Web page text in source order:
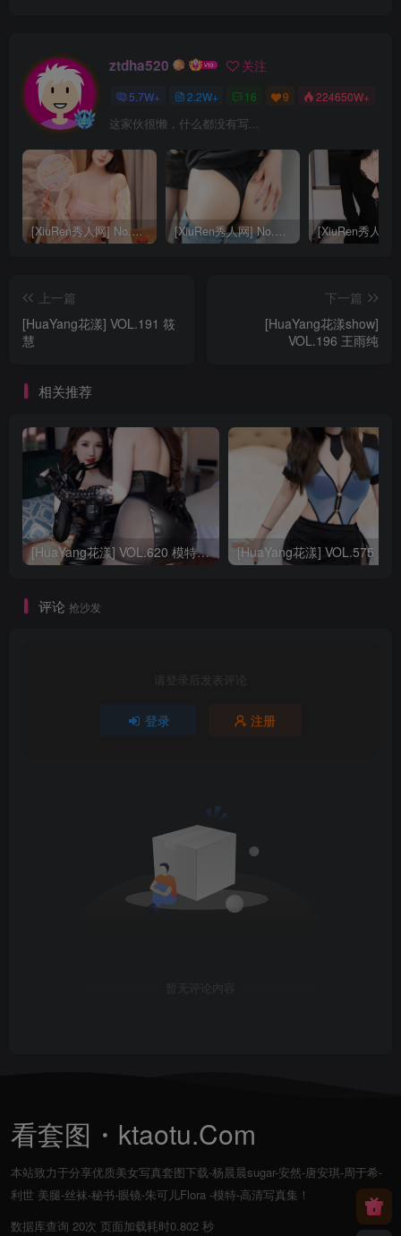
ztdha520 关注
5.7W+ 2.2W+ 16 9 224650W+
这家伙很懒，什么都没有写...
[XiuRen秀人网] No.9040 蛋蛋宝 妩媚美腿 [XiuRen秀人网] No.8668 模特合集
上一篇
[HuaYang花漾] VOL.191 筱
慧
下一篇
[HuaYang花漾show]
VOL.196 王雨纯
相关推荐
[HuaYang花漾] VOL.620 模特合集
评论 抢沙发
请登录后发表评论
登录 注册
暂无评论内容
看套图・ktaotu.Com
本站致力于分享优质美女写真套图下载-杨晨晨sugar-安然-唐安琪-周于希-
利世 美腿-丝袜-秘书-眼镜-朱可儿Flora -模特-高清写真集！
数据库查询 20次 页面加载耗时0.802 秒